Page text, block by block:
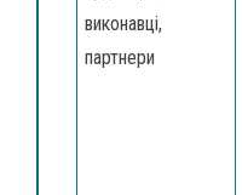
виконавці,
партнери